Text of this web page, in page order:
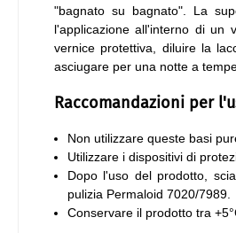
"bagnato su bagnato". La
l'applicazione all'interno di un
vernice protettiva, diluire la
asciugare per una notte a
Raccomandazioni per
Non utilizzare queste basi
Utilizzare i dispositivi di
Dopo l'uso del prodotto,
pulizia Permaloid 7020/7989.
Conservare il prodotto tra